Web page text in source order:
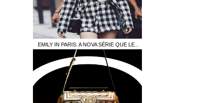
EMILY IN PARIS: A NOVA SÉRIE QUE LE...